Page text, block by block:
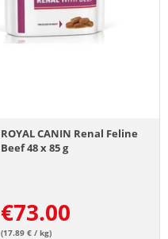
ROYAL CANIN Renal Feline
Beef 48 x 85 g
€73.00
(17.89 € / kg)